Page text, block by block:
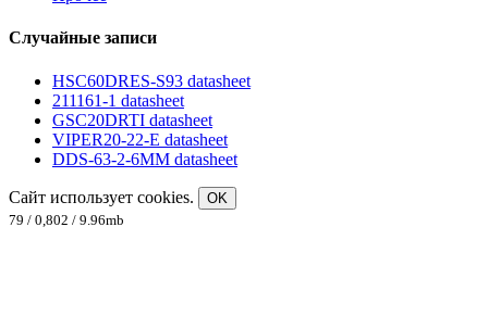
Случайные записи
HSC60DRES-S93 datasheet
211161-1 datasheet
GSC20DRTI datasheet
VIPER20-22-E datasheet
DDS-63-2-6MM datasheet
Сайт использует cookies.
OK
79 / 0,802 / 9.96mb